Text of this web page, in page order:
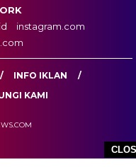
instagram.com
INFO IKLAN
KAMI